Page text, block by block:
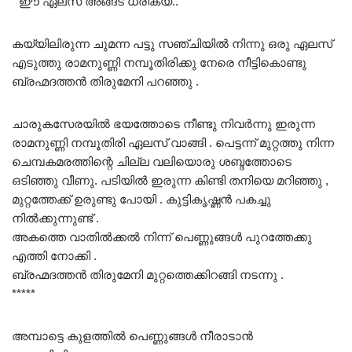
കയ്യിലിരുന്ന ചുമന്ന പട്ടു സഞ്ചിയിൽ നിന്നു ഒരു ഏലസ്
എടുത്തു രാമനുണ്ണി നമ്പൂതിരിക്കു നേരെ നീട്ടികൊണ്ടു
ബ്രഹ്മദത്തൻ തിരുമേനി പറഞ്ഞു .
ചാരുകസേരയിൽ ഭയത്തോടെ നീണ്ടു നിവർന്നു ഇരുന്ന
രാമനുണ്ണി നമ്പൂതിരി ഏലസ് വാങ്ങി . പെട്ടന്ന് മുറ്റത്തു നിന്ന
ചെമ്പകമരത്തിന്റെ ചില്ല വലിയൊരു ശബ്ദത്തോടെ
ഒടിഞ്ഞു വീണു. പടിയിൽ ഇരുന്ന കിണ്ടി തനിയെ മറിഞ്ഞു ,
മുറ്റത്തേക്ക് ഉരുണ്ടു പോയി . കുട്ടികൃഷ്ണൻ പകച്ചു
നിൽക്കുന്നുണ്ട് .
അകത്തെ വാതിൽക്കൽ നിന്ന് പെണ്ണുങ്ങൾ പുറത്തേക്കു
എത്തി നോക്കി .
ബ്രഹ്മദത്തൻ തിരുമേനി മുറ്റത്തെക്കിറങ്ങി നടന്നു .
*****
അമ്പാട്ടെ കുളത്തിൽ പെണ്ണുങ്ങൾ നീരാടാൻ